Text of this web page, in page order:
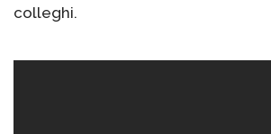
colleghi.